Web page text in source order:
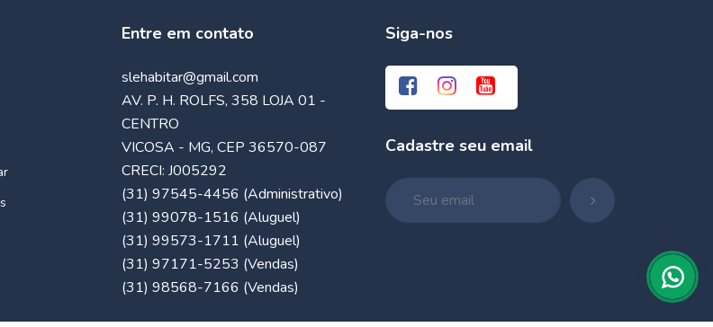
Entre em contato
slehabitar@gmail.com
AV. P. H. ROLFS, 358 LOJA 01 -
CENTRO
VICOSA - MG, CEP 36570-087
CRECI: J005292
(31) 97545-4456 (Administrativo)
(31) 99078-1516 (Aluguel)
(31) 99573-1711 (Aluguel)
(31) 97171-5253 (Vendas)
(31) 98568-7166 (Vendas)
Siga-nos
Cadastre seu email